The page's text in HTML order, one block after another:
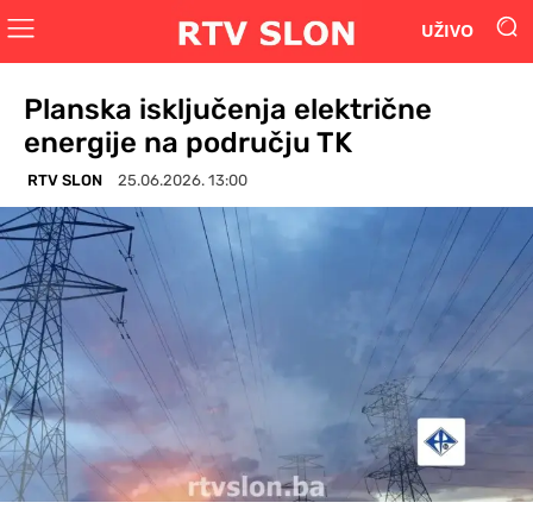
UŽIVO
Planska isključenja električne
energije na području TK
RTV SLON 25.06.2026. 13:00